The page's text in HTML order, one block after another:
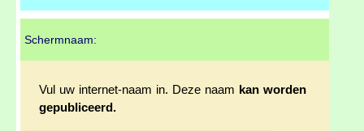
Schermnaam:
Vul uw internet-naam in. Deze naam kan worden
gepubliceerd.